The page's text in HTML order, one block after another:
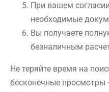
При вашем
необходимые
Вы получаете
безналичным
Не теряйте время на
бесконечные просмотры